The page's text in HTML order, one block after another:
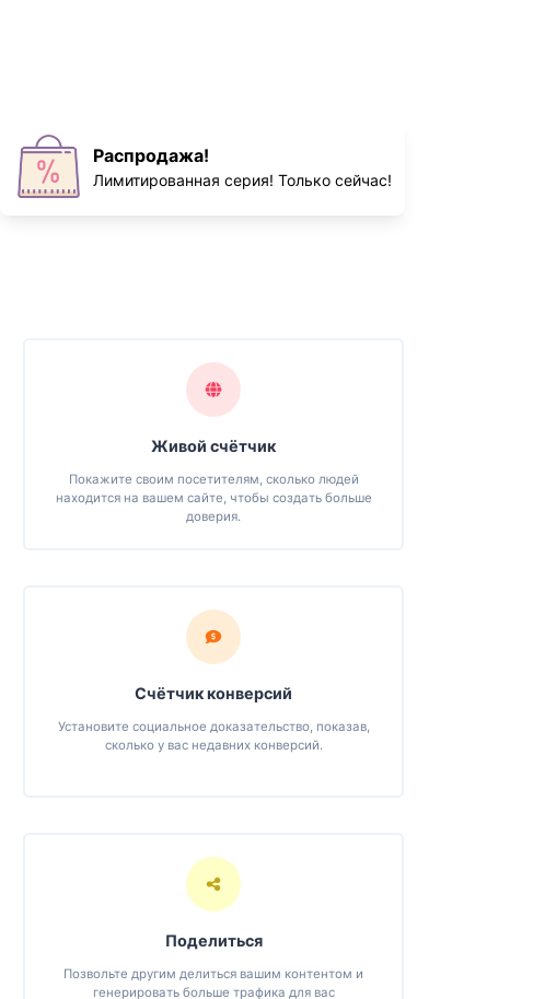
Распродажа!
Лимитированная серия! Только сейчас!
Живой счётчик
Покажите своим посетителям, сколько людей
находится на вашем сайте, чтобы создать больше
доверия.
Счётчик конверсий
Установите социальное доказательство, показав,
сколько у вас недавних конверсий.
Поделиться
Позвольте другим делиться вашим контентом и
генерировать больше трафика для вас